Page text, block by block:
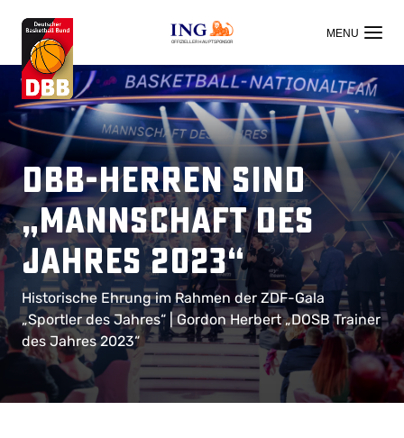
OFFIZIELLER HAUPTSPONSOR
DBB-Herren sind
„Mannschaft des
Jahres 2023“
Historische Ehrung im Rahmen der ZDF-Gala
„Sportler des Jahres“ | Gordon Herbert „DOSB Trainer
des Jahres 2023“